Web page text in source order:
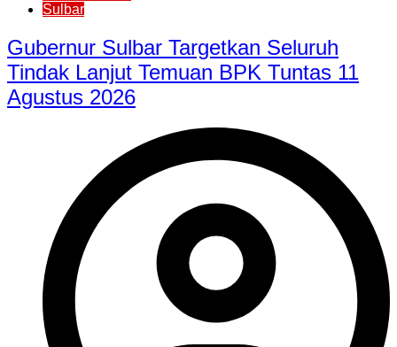
Sulbar
Gubernur Sulbar Targetkan Seluruh
Tindak Lanjut Temuan BPK Tuntas 11
Agustus 2026